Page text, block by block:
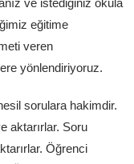
eğitime
veren
yönlendiriyoruz.
sorulara hakimdir.
aktarırlar. Soru
Öğrenci